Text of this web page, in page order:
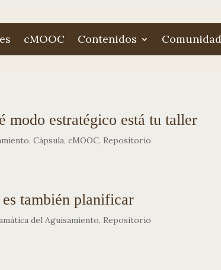
cMOOC Contenidos Comunidad
modo estratégico está tu taller
,Cápsula,cMOOC, Repositorio
también planificar
del Aguisamiento, Repositorio